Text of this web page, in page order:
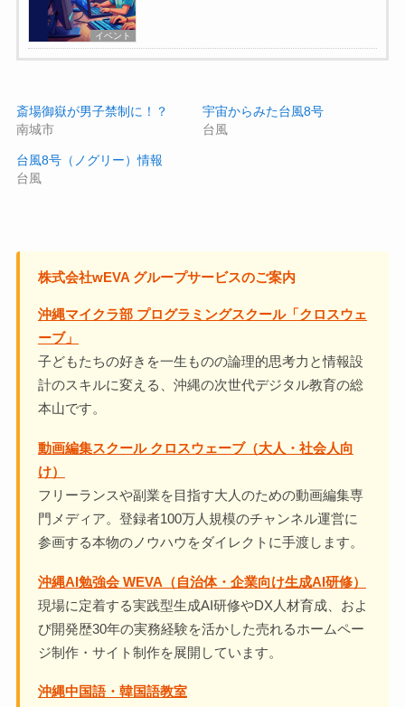
イベント
斎場御嶽が男子禁制に！？
南城市
宇宙からみた台風8号
台風
台風8号（ノグリー）情報
台風
株式会社wEVA グループサービスのご案内
沖縄マイクラ部 プログラミングスクール「クロスウェ
ーブ」
子どもたちの好きを一生ものの論理的思考力と情報設
計のスキルに変える、沖縄の次世代デジタル教育の総
本山です。
動画編集スクール クロスウェーブ（大人・社会人向
け）
フリーランスや副業を目指す大人のための動画編集専
門メディア。登録者100万人規模のチャンネル運営に
参画する本物のノウハウをダイレクトに手渡します。
沖縄AI勉強会 WEVA（自治体・企業向け生成AI研修）
現場に定着する実践型生成AI研修やDX人材育成、およ
び開発歴30年の実務経験を活かした売れるホームペー
ジ制作・サイト制作を展開しています。
沖縄中国語・韓国語教室